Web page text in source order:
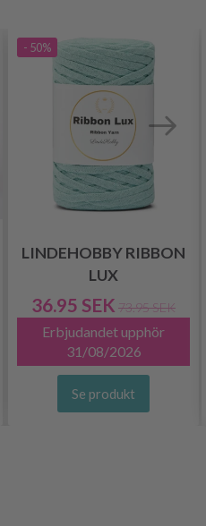
- 50%
LINDEHOBBY RIBBON
LUX
36.95 SEK 73.95 SEK
Erbjudandet upphör
31/08/2026
Se produkt